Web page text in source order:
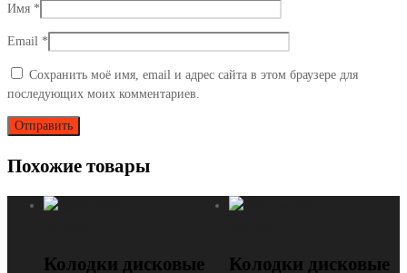
Имя *
Email *
Сохранить моё имя, email и адрес сайта в этом браузере для
последующих моих комментариев.
Похожие товары
Колодки дисковые Колодки дисковые